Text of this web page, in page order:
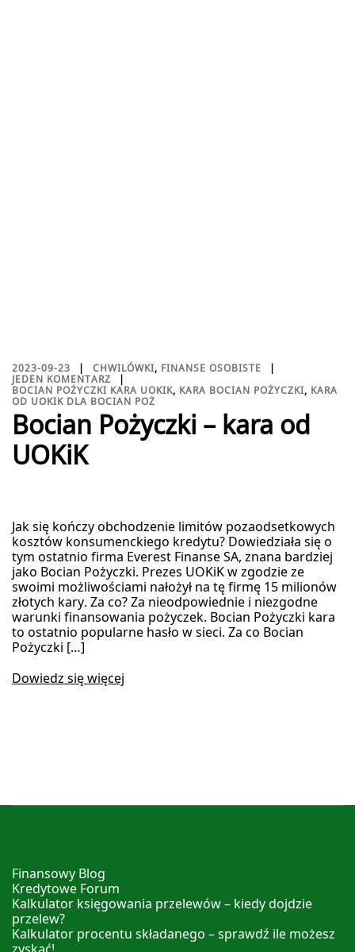
2023-09-23 CHWILÓWKI, FINANSE OSOBISTE
JEDEN KOMENTARZ
BOCIAN POŻYCZKI KARA UOKIK, KARA BOCIAN POŻYCZKI, KARA
OD UOKIK DLA BOCIAN POŻ
Bocian Pożyczki – kara od
UOKiK
Jak się kończy obchodzenie limitów pozaodsetkowych
kosztów konsumenckiego kredytu? Dowiedziała się o
tym ostatnio firma Everest Finanse SA, znana bardziej
jako Bocian Pożyczki. Prezes UOKiK w zgodzie ze
swoimi możliwościami nałożył na tę firmę 15 milionów
złotych kary. Za co? Za nieodpowiednie i niezgodne
warunki finansowania pożyczek. Bocian Pożyczki kara
to ostatnio popularne hasło w sieci. Za co Bocian
Pożyczki […]
Dowiedz się więcej
Finansowy Blog
Kredytowe Forum
Kalkulator księgowania przelewów – kiedy dojdzie
przelew?
Kalkulator procentu składanego – sprawdź ile możesz